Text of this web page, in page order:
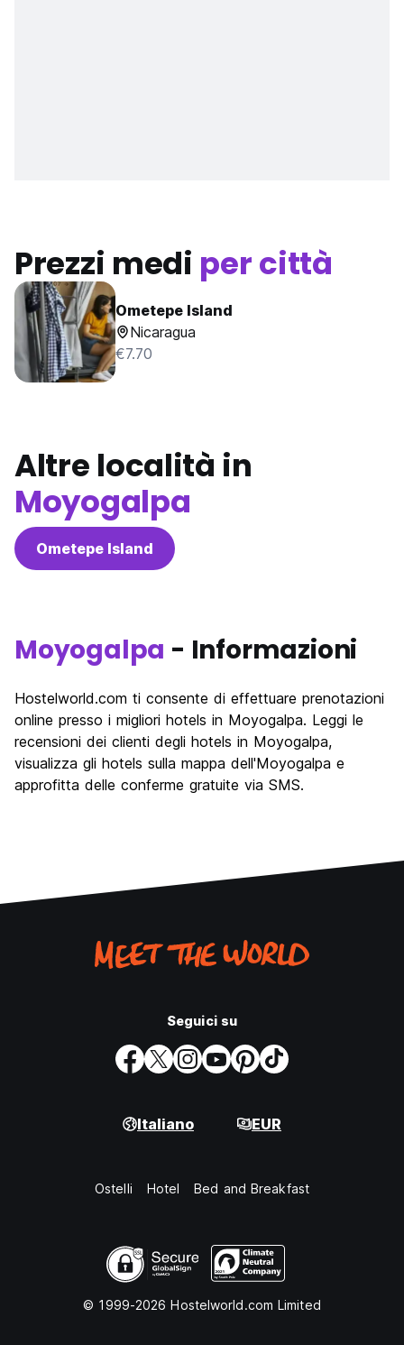
Prezzi medi per città
Ometepe Island
Nicaragua
€7.70
Altre località in
Moyogalpa
Ometepe Island
Moyogalpa - Informazioni
Hostelworld.com ti consente di effettuare prenotazioni
online presso i migliori hotels in Moyogalpa. Leggi le
recensioni dei clienti degli hotels in Moyogalpa,
visualizza gli hotels sulla mappa dell'Moyogalpa e
approfitta delle conferme gratuite via SMS.
Seguici su
Italiano EUR
Ostelli Hotel Bed and Breakfast
© 1999-2026 Hostelworld.com Limited